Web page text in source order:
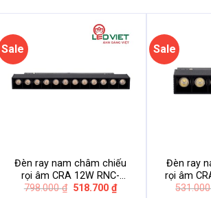
Sale
Đèn ray nam châm chiếu
rọi âm CRA 12W RNC-
12SS-CRA
798.000₫ Original
518.700₫Current
Sale
Đèn ray
rọi âm